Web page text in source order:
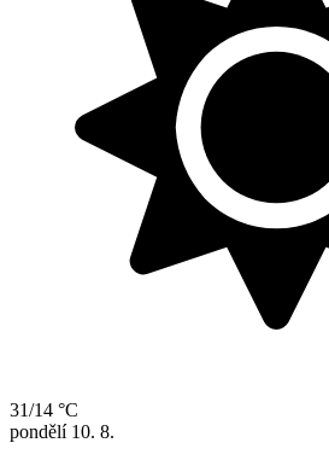
31/14 °C
pondělí 10. 8.